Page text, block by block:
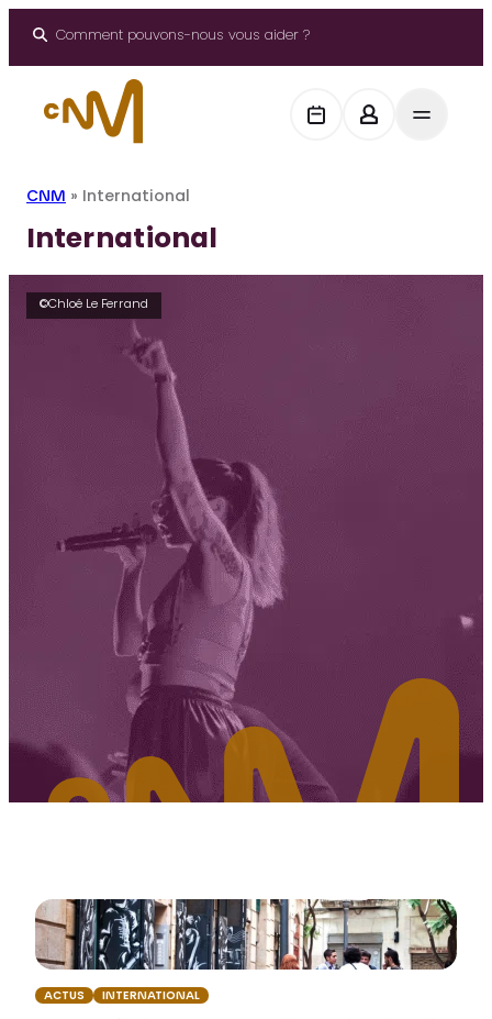
Panneau de gestion des cookies
Comment pouvons-nous vous aider ?
CNM » International
International
©Chloé Le Ferrand
ACTUS INTERNATIONAL